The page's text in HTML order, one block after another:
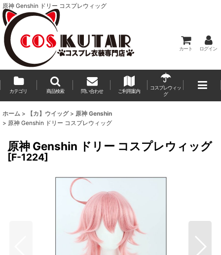
原神 Genshin ドリー コスプレウィッグ
カート ログイン
カテゴリ 商品検索 問い合わせ ご利用案内
コスプレウィッ
グ
ホーム > 【カ】ウイッグ > 原神 Genshin
> 原神 Genshin ドリー コスプレウィッグ
原神 Genshin ドリー コスプレウィッグ
[F-1224]